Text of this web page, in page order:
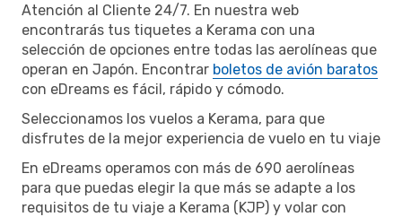
Atención al Cliente 24/7. En nuestra web
encontrarás tus tiquetes a Kerama con una
selección de opciones entre todas las aerolíneas que
operan en Japón. Encontrar boletos de avión baratos
con eDreams es fácil, rápido y cómodo.
Seleccionamos los vuelos a Kerama, para que
disfrutes de la mejor experiencia de vuelo en tu viaje
En eDreams operamos con más de 690 aerolíneas
para que puedas elegir la que más se adapte a los
requisitos de tu viaje a Kerama (KJP) y volar con